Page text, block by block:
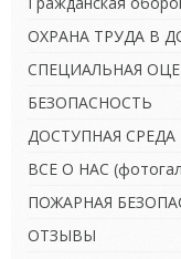
ОХРАНА ТРУДА В
СПЕЦИАЛЬНАЯ
БЕЗОПАСНОСТЬ
ДОСТУПНАЯ СРЕДА
ВСЕ О НАС
ПОЖАРНАЯ
ОТЗЫВЫ